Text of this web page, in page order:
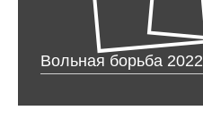
Вольная борьба 2022